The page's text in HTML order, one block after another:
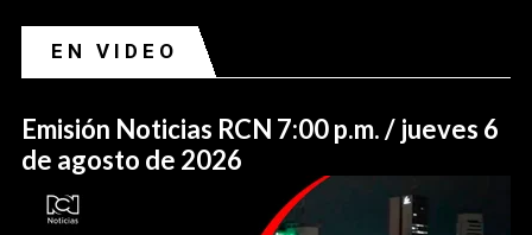
EN VIDEO
Emisión Noticias RCN 7:00 p.m. / jueves 6
de agosto de 2026